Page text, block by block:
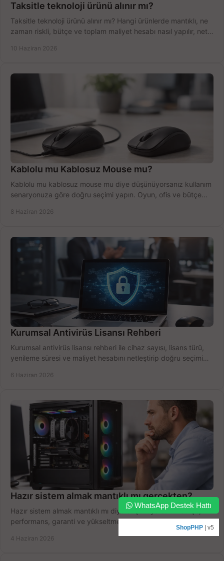
Taksitle teknoloji ürünü alınır mı?
Taksitle teknoloji ürünü alınır mı? Hangi ürünlerde mantıklı, ne
zaman riskli, bütçe ve toplam maliyet hesabı nasıl yapılır, net
10 Haziran 2026
Kablolu mu Kablosuz Mouse mu?
Kablolu mu kablosuz mouse mu diye düşünüyorsanız kullanım
senaryonuza göre doğru seçimi yapın. Oyun, ofis ve bütçe
8 Haziran 2026
Kurumsal Antivirüs Lisansı Rehberi
Kurumsal antivirüs lisansı rehberi ile cihaz sayısı, lisans türü,
yenileme süresi ve maliyet hesabını netleştirip doğru seçimi
6 Haziran 2026
Hazır sistem almak mantıklı mı gerçekten?
Hazır sistem almak mantıklı mı diye düşünüyorsanız bütçe,
performans, garanti ve yükseltme payını birlikte değerlendirin,
4 Haziran 2026
WhatsApp Destek Hattı
ShopPHP | v5